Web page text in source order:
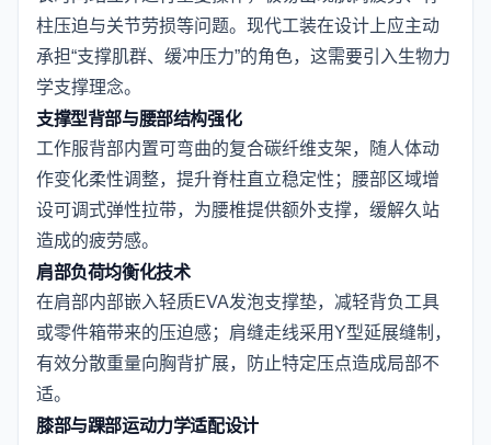
柱压迫与关节劳损等问题。现代工装在设计上应主动
承担“支撑肌群、缓冲压力”的角色，这需要引入生物力
学支撑理念。
支撑型背部与腰部结构强化
工作服背部内置可弯曲的复合碳纤维支架，随人体动
作变化柔性调整，提升脊柱直立稳定性；腰部区域增
设可调式弹性拉带，为腰椎提供额外支撑，缓解久站
造成的疲劳感。
肩部负荷均衡化技术
在肩部内部嵌入轻质EVA发泡支撑垫，减轻背负工具
或零件箱带来的压迫感；肩缝走线采用Y型延展缝制，
有效分散重量向胸背扩展，防止特定压点造成局部不
适。
膝部与踝部运动力学适配设计